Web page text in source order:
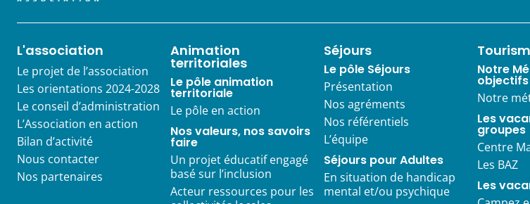
L'association
Le projet de l’association
Les orientations 2024-2028
Le conseil d’administration
L’Association en action
Bilan d’activité
Nous contacter
Nos partenaires
Animation
territoriales
Le pôle animation
territoriale
Le pôle en action
Nos valeurs, nos savoirs
faire
Un projet éducatif engagé
basé sur l’inclusion
Acteur ressources pour les
Séjours
Le pôle Séjours
Présentation
Nos agréments
Nos référentiels
L’équipe
Séjours pour Adultes
En situation de handicap
mental et/ou psychique
Notre
objectifs
Notre
Les
groupes
Centre
Les BAZ
Les